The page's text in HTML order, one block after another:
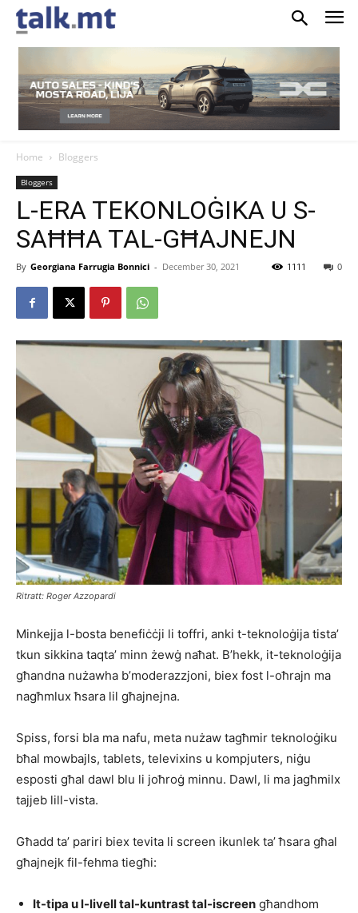
Home Bloggers
Bloggers
L-ERA TEKONLOĠIKA U S-
SAĦĦA TAL-GĦAJNEJN
By Georgiana Farrugia Bonnici - December 30, 2021 0
1111
Ritratt: Roger Azzopardi
Minkejja l-bosta benefiċċji li toffri, anki t-teknoloġija tista’
tkun sikkina taqta’ minn żewġ naħat. B’hekk, it-teknoloġija
għandna nużawha b’moderazzjoni, biex fost l-oħrajn ma
nagħmlux ħsara lil għajnejna.
Spiss, forsi bla ma nafu, meta nużaw tagħmir teknoloġiku
bħal mowbajls, tablets, televixins u kompjuters, niġu
esposti għal dawl blu li joħroġ minnu. Dawl, li ma jagħmilx
tajjeb lill-vista.
Għadd ta’ pariri biex tevita li screen ikunlek ta’ ħsara għal
għajnejk fil-fehma tiegħi:
It-tipa u l-livell tal-kuntrast tal-iscreen għandhom